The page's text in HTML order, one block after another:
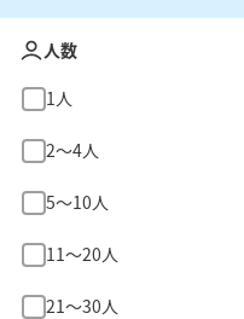
人数
1人
2〜4人
5〜10人
11〜20人
21〜30人